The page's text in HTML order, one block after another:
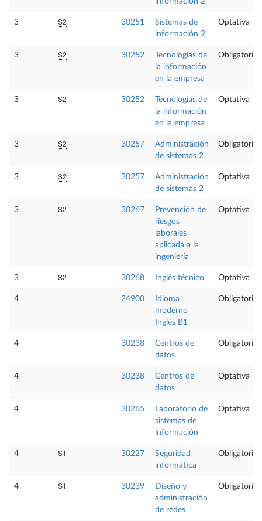
3 S2 30251
Sistemas de
información 2
Optativa
3 S2 30252
Tecnologías de
la información
en la empresa
Obligatoria
3 S2 30252
Tecnologías de
la información
en la empresa
Optativa
3 S2 30257
Administración
de sistemas 2
Obligatoria
3 S2 30257
Administración
de sistemas 2
Optativa
3 S2 30267
Prevención de
riesgos
laborales
aplicada a la
ingeniería
Optativa
3 S2 30268 Inglés técnico Optativa
4 24900
Idioma
moderno
Inglés B1
Obligatoria
4 30238
Centros de
datos
Obligatoria
4 30238
Centros de
datos
Optativa
4 30265
Laboratorio de
sistemas de
información
Optativa
4 S1 30227
Seguridad
informática
Obligatoria
4 S1 30239
Diseño y
administración
de redes
Obligatoria